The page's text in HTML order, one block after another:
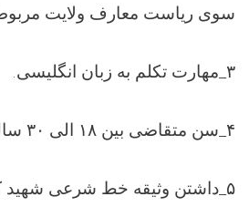
سوی ریاست معارف ولایت
۳ مهارت تکلم به زبان انگلیسی.
۴ سن متقاضی بین ۱۸ الی ۳۰
۵ داشتن وثیقه خط شرعی شهید